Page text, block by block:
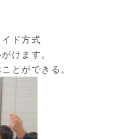
ド方式
けます。
とができる。